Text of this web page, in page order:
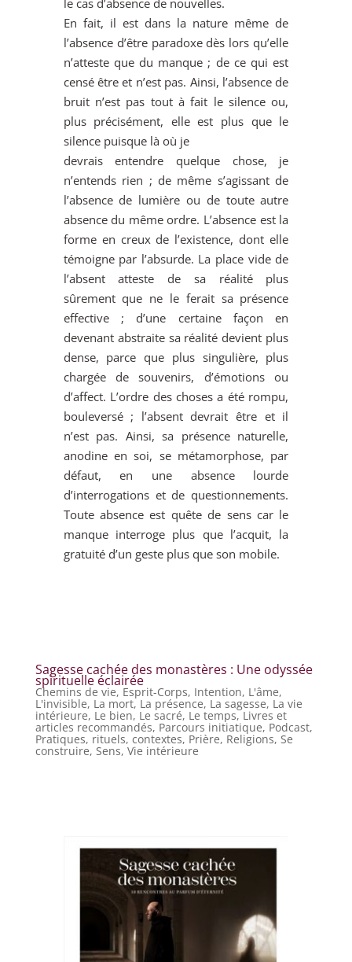
En fait, il est dans la nature même de
l’absence d’être paradoxe dès lors qu’elle
n’atteste que du manque ; de ce qui est
censé être et n’est pas. Ainsi, l’absence de
bruit n’est pas tout à fait le silence ou,
plus précisément, elle est plus que le
silence puisque là où je
devrais entendre quelque chose, je
n’entends rien ; de même s’agissant de
l’absence de lumière ou de toute autre
absence du même ordre. L’absence est la
forme en creux de l’existence, dont elle
témoigne par l’absurde. La place vide de
l’absent atteste de sa réalité plus
sûrement que ne le ferait sa présence
effective ; d’une certaine façon en
devenant abstraite sa réalité devient plus
dense, parce que plus singulière, plus
chargée de souvenirs, d’émotions ou
d’affect. L’ordre des choses a été rompu,
bouleversé ; l’absent devrait être et il
n’est pas. Ainsi, sa présence naturelle,
anodine en soi, se métamorphose, par
défaut, en une absence lourde
d’interrogations et de questionnements.
Toute absence est quête de sens car le
manque interroge plus que l’acquit, la
gratuité d’un geste plus que son mobile.
Sagesse cachée des monastères : Une odyssée
spirituelle éclairée
Chemins de vie, Esprit-Corps, Intention, L'âme,
L'invisible, La mort, La présence, La sagesse, La vie
intérieure, Le bien, Le sacré, Le temps,Livres et
articles recommandés, Parcours initiatique, Podcast,
Pratiques, rituels, contextes, Prière, Religions, Se
construire, Sens, Vie intérieure